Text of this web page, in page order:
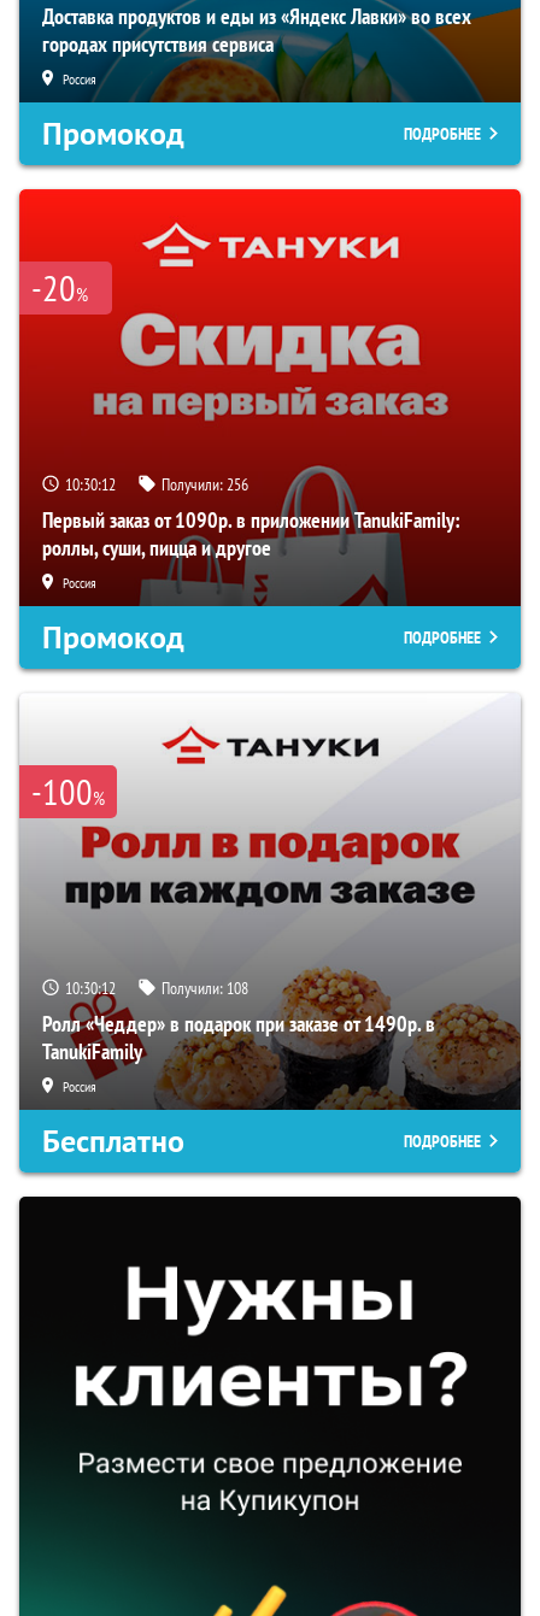
Доставка продуктов и еды из «Яндекс Лавки» во всех
городах присутствия сервиса
Россия
Промокод ПОДРОБНЕЕ
-20%
10:30:11 Получили:256
Первый заказ от 1090р. в приложении TanukiFamily:
роллы, суши, пицца и другое
Россия
Промокод ПОДРОБНЕЕ
-100%
10:30:11 Получили: 108
Ролл «Чеддер» в подарок при заказе от 1490р. в
TanukiFamily
Россия
Бесплатно ПОДРОБНЕЕ